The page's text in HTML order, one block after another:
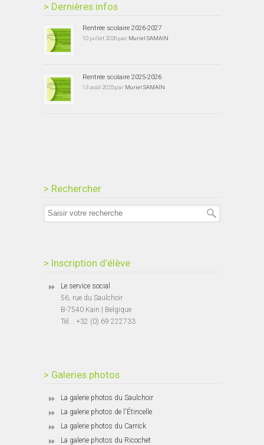
> Dernières infos
Rentrée scolaire 2026-2027
10 juillet 2026 par Muriel SAMAIN
Rentrée scolaire 2025-2026
13 août 2025 par Muriel SAMAIN
> Rechercher
> Inscription d’élève
Le service social
56, rue du Saulchoir
B-7540 Kain | Belgique
Tél. : +32 (0) 69 222733
> Galeries photos
La galerie photos du Saulchoir
La galerie photos de l'Étincelle
La galerie photos du Carrick
La galerie photos du Ricochet